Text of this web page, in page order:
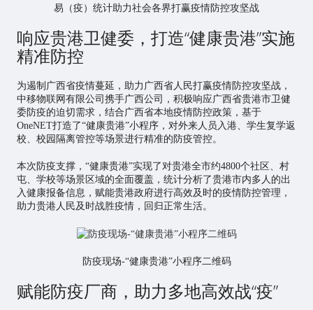
易（疫）统计助力社会各界打赢疫情防控攻坚战
响应贵港卫健委，打造“健康贵港”实施
精准防控
为遏制广西省疫情蔓延，助力广西省人民打赢疫情防控攻坚战，
中移物联网有限公司携手广西公司，积极响应广西省贵港市卫健
委防疫的迫切需求，结合广西省本地疫情防控政策，基于
OneNET打造了“健康贵港”小程序，对外来人员入港、学生复学返
校、校园隔离管控等场景进行精准的防疫管控。
本次防疫支撑，“健康贵港”实现了对贵港全市约4800个社区、村
屯、学校等场景区域的全面覆盖，统计分析了贵港市内多人的出
入健康报备信息，赋能贵港政府进行高效及时的疫情防控管理，
助力贵港人民及时战胜疫情，回归正常生活。
防疫现场-“健康贵港”小程序二维码
赋能防疫厂商，助力多地高效战“疫”